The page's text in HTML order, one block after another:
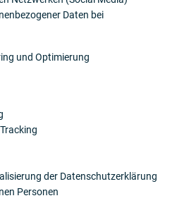
Daten bei
und Optimierung
der Datenschutzerklärung
Personen